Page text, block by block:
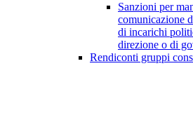
Sanzioni per
comunicazione
di incarichi
direzione o di
Rendiconti gruppi